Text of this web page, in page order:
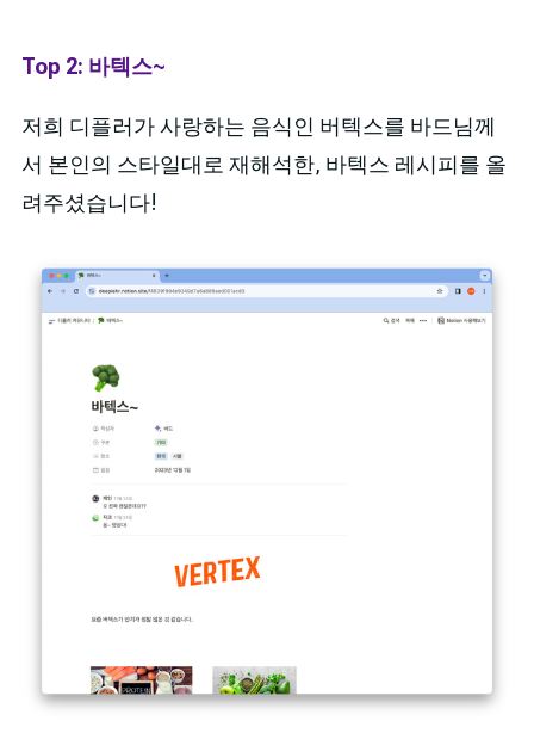
Top 2: 바텍스~
저희 디플러가 사랑하는 음식인 버텍스를 바드님께
서 본인의 스타일대로 재해석한, 바텍스 레시피를 올
려주셨습니다!